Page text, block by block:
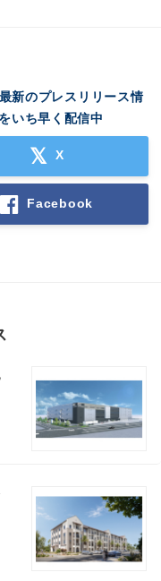
新のプレスリリース情
いち早く配信中
X
Facebook